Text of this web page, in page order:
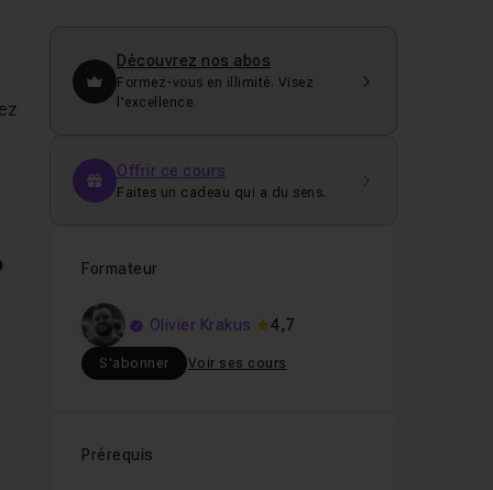
Découvrez nos abos
Formez-vous en illimité. Visez
l’excellence.
Offrir ce cours
Faites un cadeau qui a du sens.
Formateur
Olivier Krakus 4,7
S'abonner Voir ses cours
Prérequis